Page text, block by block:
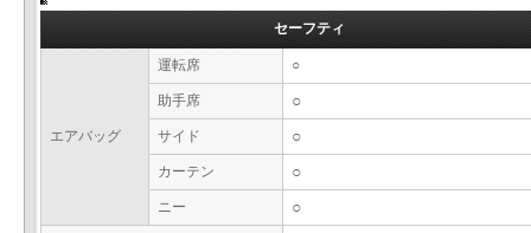
セーフティ
エアバッグ
運転席 ○
助手席 ○
サイド ○
カーテン ○
ニー ○